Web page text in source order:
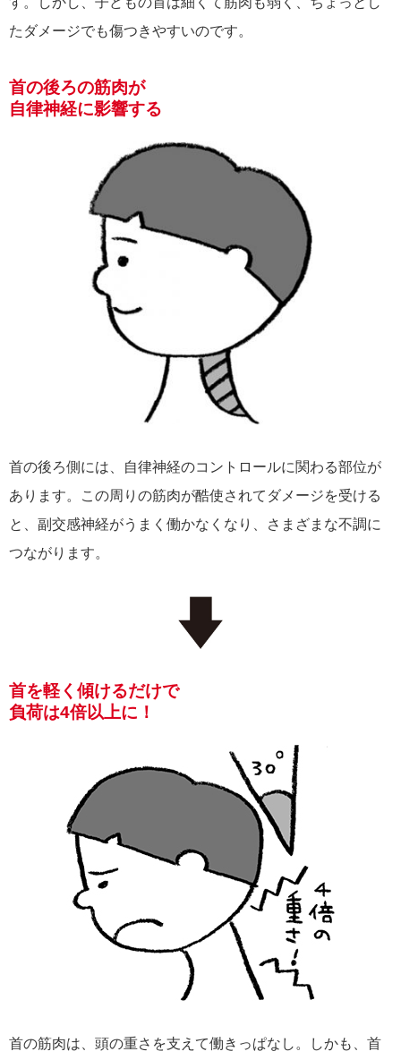
たダメージでも傷つきやすいのです。
首の後ろの筋肉が
自律神経に影響する
首の後ろ側には、自律神経のコントロールに関わる部位が
あります。この周りの筋肉が酷使されてダメージを受ける
と、副交感神経がうまく働かなくなり、さまざまな不調に
つながります。
首を軽く傾けるだけで
負荷は4倍以上に！
首の筋肉は、頭の重さを支えて働きっぱなし。しかも、首